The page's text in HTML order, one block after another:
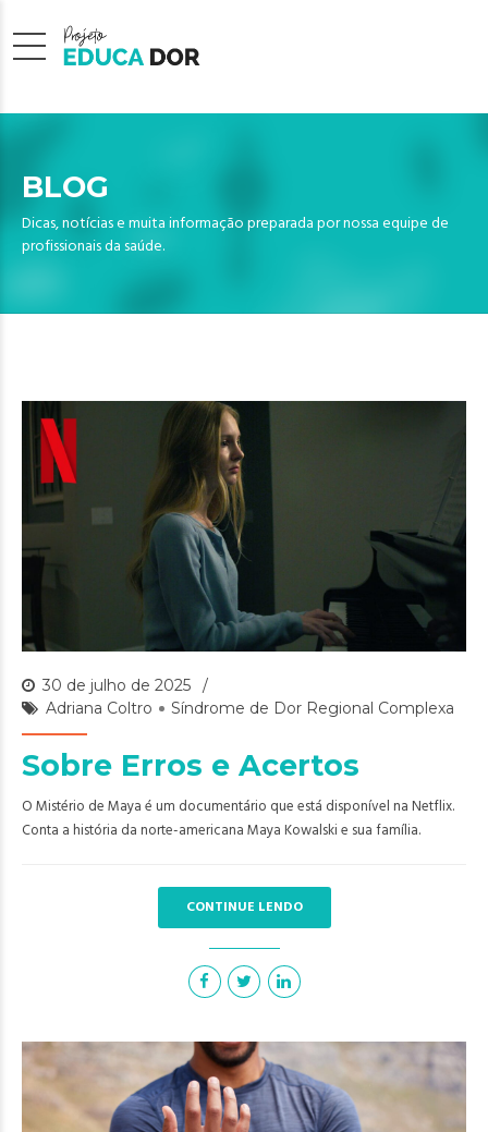
BLOG
Dicas, notícias e muita informação preparada por nossa equipe de
profissionais da saúde.
30 de julho de 2025
Adriana Coltro
Síndrome de Dor Regional Complexa
Sobre Erros e Acertos
O Mistério de Maya é um documentário que está disponível na Netflix.
Conta a história da norte-americana Maya Kowalski e sua família.
CONTINUE LENDO